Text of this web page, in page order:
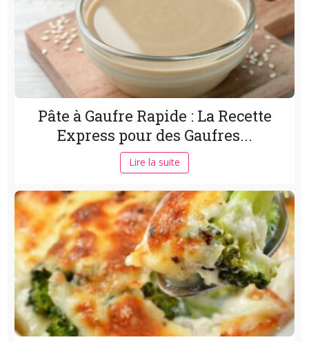
Pâte à Gaufre Rapide : La Recette
Express pour des Gaufres...
Lire la suite